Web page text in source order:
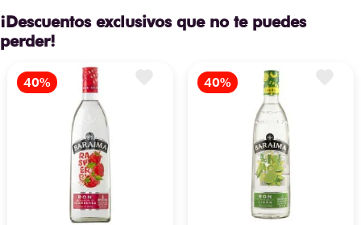
¡Descuentos exclusivos que no te puedes
perder!